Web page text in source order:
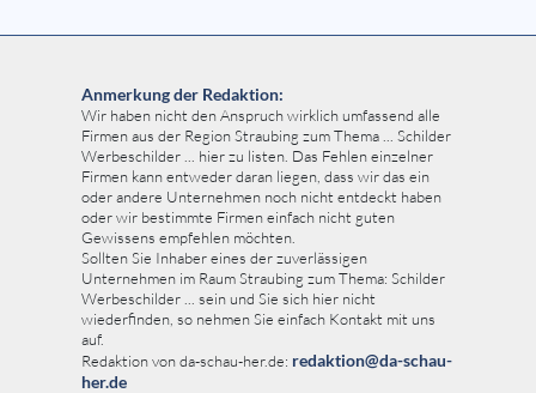
Anmerkung der Redaktion:
Wir haben nicht den Anspruch wirklich umfassend alle
Firmen aus der Region Straubing zum Thema ... Schilder
Werbeschilder ... hier zu listen. Das Fehlen einzelner
Firmen kann entweder daran liegen, dass wir das ein
oder andere Unternehmen noch nicht entdeckt haben
oder wir bestimmte Firmen einfach nicht guten
Gewissens empfehlen möchten.
Sollten Sie Inhaber eines der zuverlässigen
Unternehmen im Raum Straubing zum Thema: Schilder
Werbeschilder ... sein und Sie sich hier nicht
wiederfinden, so nehmen Sie einfach Kontakt mit uns
auf.
Redaktion von da-schau-her.de: redaktion@da-schau-
her.de